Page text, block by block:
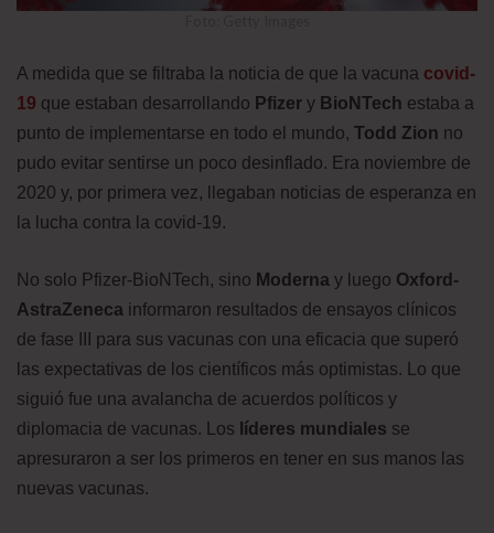
A medida que se filtraba la noticia de que la vacuna covid-
19 que estaban desarrollando Pfizer y BioNTech estaba a
punto de implementarse en todo el mundo, Todd Zion no
pudo evitar sentirse un poco desinflado. Era noviembre de
2020 y, por primera vez, llegaban noticias de esperanza en
la lucha contra la covid-19.
No solo Pfizer-BioNTech, sino Moderna y luego Oxford-
AstraZeneca informaron resultados de ensayos clínicos
de fase III para sus vacunas con una eficacia que superó
las expectativas de los científicos más optimistas. Lo que
siguió fue una avalancha de acuerdos políticos y
diplomacia de vacunas. Los líderes mundiales se
apresuraron a ser los primeros en tener en sus manos las
nuevas vacunas.